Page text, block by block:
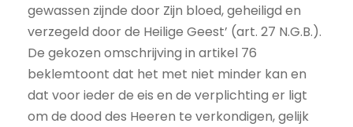
gewassen zijnde door Zijn bloed, geheiligd en
verzegeld door de Heilige Geest’ (art. 27 N.G.B.).
De gekozen omschrijving in artikel 76
beklemtoont dat het met niet minder kan en
dat voor ieder de eis en de verplichting er ligt
om de dood des Heeren te verkondigen, gelijk